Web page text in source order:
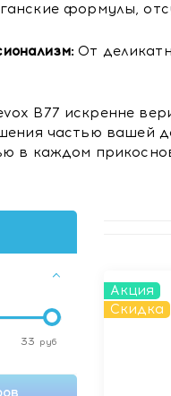
формулы,
От
B77 искренне
частью вашей
в каждом
33 руб
Акция
Скидка